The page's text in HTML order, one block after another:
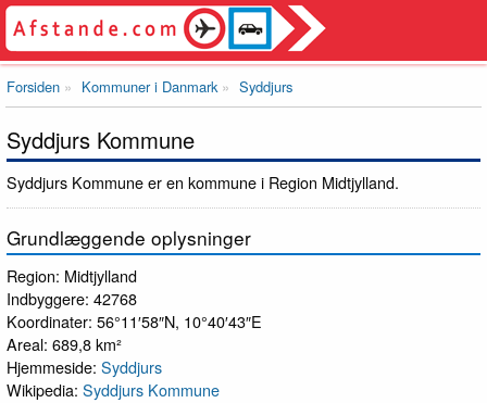
Forsiden Kommuner i Danmark Syddjurs
Syddjurs Kommune
Syddjurs Kommune er en kommune i Region Midtjylland.
Grundlæggende oplysninger
Region: Midtjylland
Indbyggere: 42768
Koordinater: 56°11′58″N, 10°40′43″E
Areal: 689,8 km²
Hjemmeside: Syddjurs
Wikipedia: Syddjurs Kommune